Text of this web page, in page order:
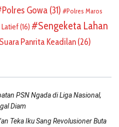
Polres Gowa (31)
Polres Maros
Latief(16)
Sengeketa Lahan
Suara Panrita Keadilan(26)
PSN Ngada di Liga Nasional,
Diam
Teka Iku Sang Revolusioner Buta